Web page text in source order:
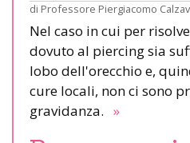
di Professore Piergiacomo
Nel caso in cui per
dovuto al piercing sia
lobo dell'orecchio e,
cure locali, non ci sono
gravidanza. »